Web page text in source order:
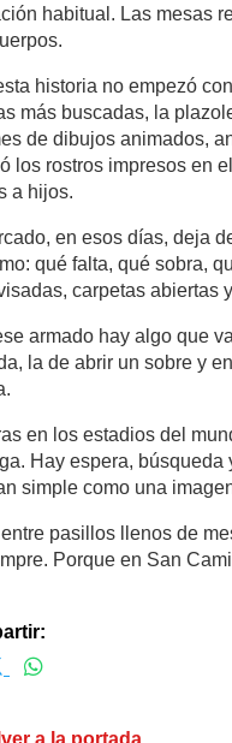
habitual. Las mesas
historia no empezó
más buscadas, la
de dibujos animados,
los rostros impresos en
a hijos.
en esos días, deja
qué falta, qué sobra,
carpetas abiertas
armado hay algo que
la de abrir un sobre y
en los estadios del
Hay espera,
simple como una
pasillos llenos de
Porque en San